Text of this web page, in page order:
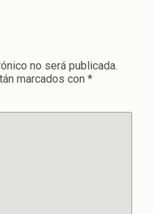
no será publicada.
marcados con *